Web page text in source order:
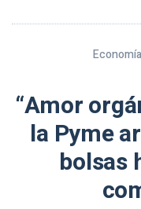
“Amor
la Pyme
bolsas